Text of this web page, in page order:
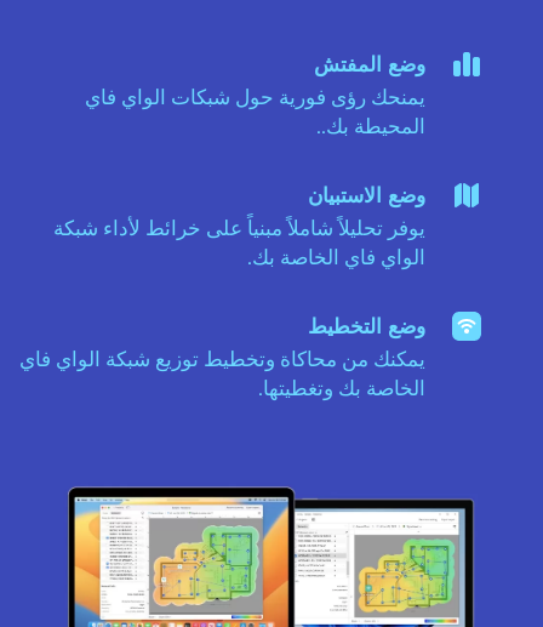
وضع المفتش
يمنحك رؤى فورية حول شبكات الواي فاي
المحيطة بك..
وضع الاستبيان
يوفر تحليلاً شاملاً مبنياً على خرائط لأداء شبكة
الواي فاي الخاصة بك.
وضع التخطيط
يمكنك من محاكاة وتخطيط توزيع شبكة الواي فاي
الخاصة بك وتغطيتها.